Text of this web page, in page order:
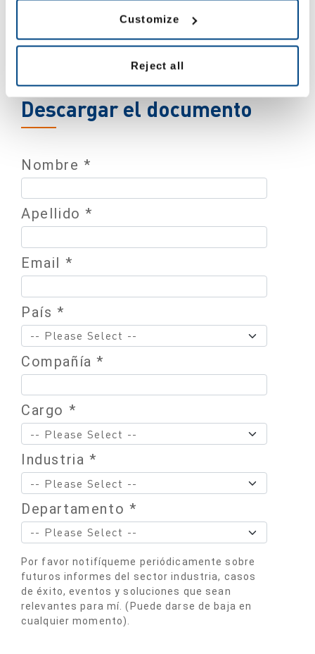
Customize
Reject all
Descargue el informe para conocer las conclusiones del
estudio y descubrir cómo pueden los retailers hacer frente a
Descargar el documento
Nombre *
Apellido *
Email *
País *
Compañía *
Cargo *
Industria *
Departamento *
Por favor notifíqueme periódicamente sobre
futuros informes del sector industria, casos
de éxito, eventos y soluciones que sean
relevantes para mí. (Puede darse de baja en
cualquier momento).